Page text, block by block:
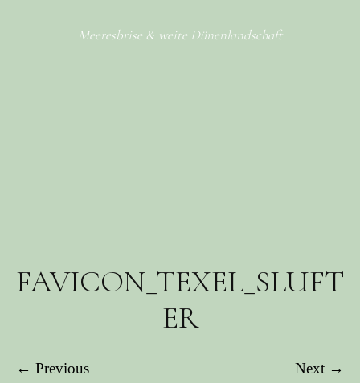
Meeresbrise & weite Dünenlandschaft
FAVICON_TEXEL_SLUFT
ER
← Previous Next →